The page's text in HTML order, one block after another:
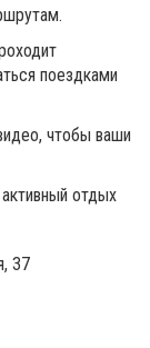
поездками
чтобы ваши
отдых
37